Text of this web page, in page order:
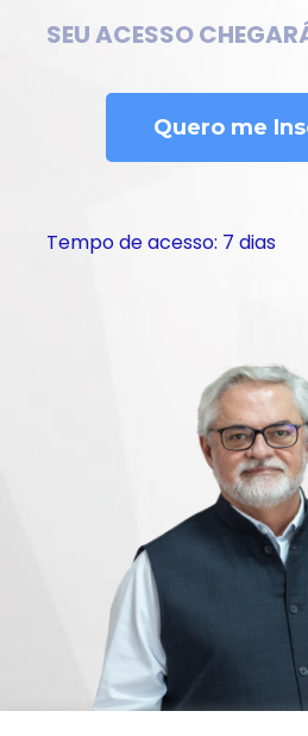
SEU ACESSO
Quero me
Tempo de acesso: 7 dias